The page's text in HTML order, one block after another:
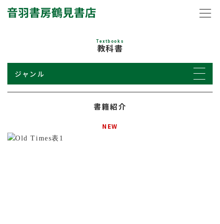
Textbooks
教科書
ジャンル
書籍紹介
NEW